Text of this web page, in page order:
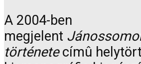
A 2004-ben
megjelent
történetecímû